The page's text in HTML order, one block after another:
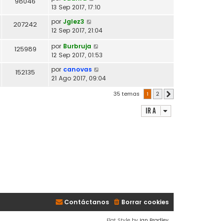
13 Sep 2017, 17:10
207242 por Jglez3
12 Sep 2017, 21:04
125989 por Burbruja
12 Sep 2017, 01:53
152135 por canovas
21 Ago 2017, 09:04
35 temas 1 2
Ir a
Borrar cookies
Contáctanos